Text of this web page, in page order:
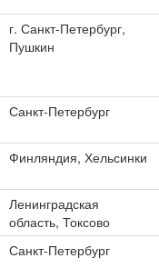
г. Санкт-Петербург,
Пушкин
Санкт-Петербург
Финляндия, Хельсинки
Ленинградская
область, Токсово
Санкт-Петербург